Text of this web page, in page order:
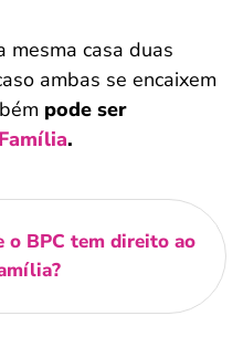
mesma casa duas
ambas se encaixem
pode ser
.
o BPC tem direito ao